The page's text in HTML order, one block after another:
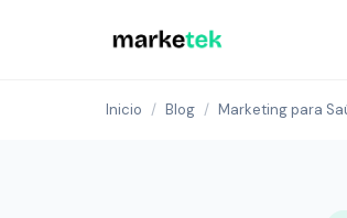
Inicio / Blog / Marketing para